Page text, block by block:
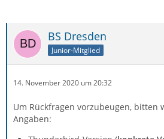
BS Dresden
Junior-Mitglied
14. November 2020 um 20:32
Um Rückfragen vorzubeugen, bitten
Angaben: